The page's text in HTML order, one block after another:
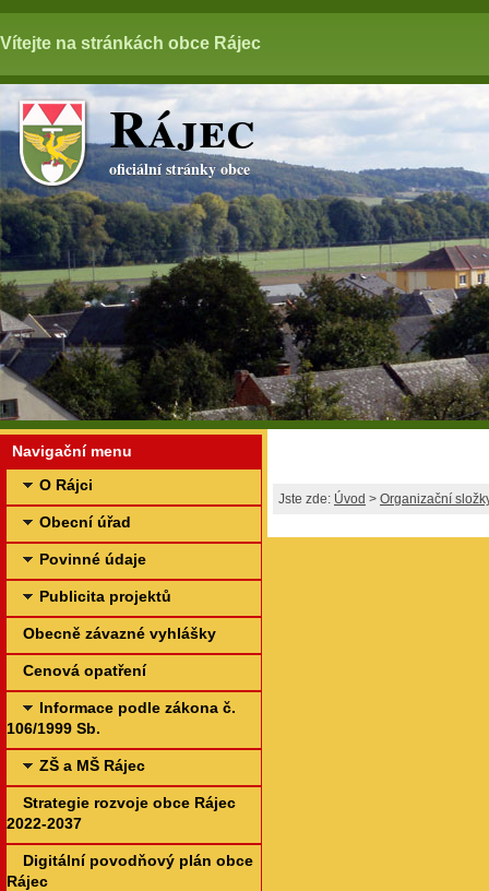
Vítejte na stránkách obce Rájec
Rájec
oficiální stránky obce
Navigační menu
O Rájci
Obecní úřad
Povinné údaje
Publicita projektů
Obecně závazné vyhlášky
Cenová opatření
Informace podle zákona č.
106/1999 Sb.
ZŠ a MŠ Rájec
Strategie rozvoje obce Rájec
2022-2037
Digitální povodňový plán obce
Rájec
Jste zde: Úvod > Organizační